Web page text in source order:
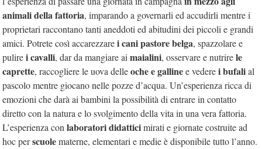
animali della fattoria, imparando a governarli ed accudirli mentre i
proprietari raccontano tanti aneddoti ed abitudini dei piccoli e grandi
amici. Potrete così accarezzarei cani pastore belga, spazzolare e
pulirei cavalli, dar da mangiare aimaialini, osservare e nutrirele
caprette, raccogliere le uova delleoche e gallinee vederei bufalial
pascolo mentre giocano nelle pozze d’acqua. Un’esperienza ricca di
emozioni che darà ai bambini la possibilità di entrare in contatto
diretto con la natura e lo svolgimento della vita in una vera fattoria.
L’esperienza conlaboratori didatticimirati e giornate costruite ad
hoc perscuolematerne, elementari e medie è disponibile tutto l’anno.